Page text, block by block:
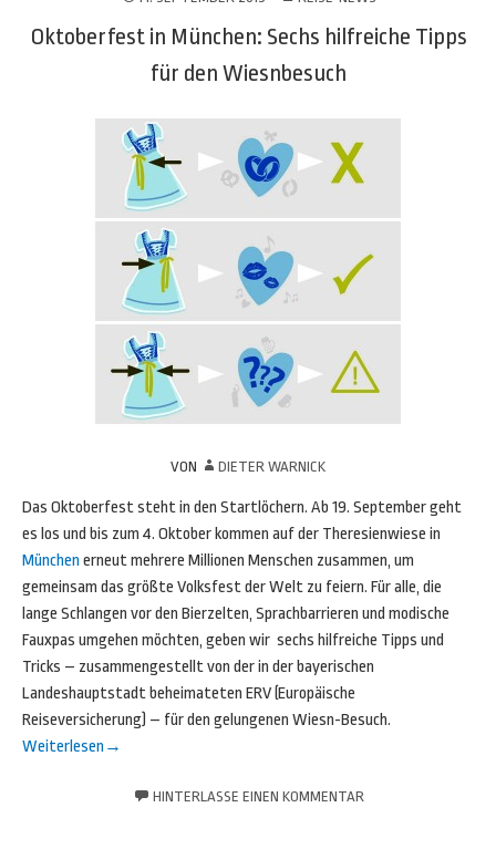
Oktoberfest in München: Sechs hilfreiche Tipps
für den Wiesnbesuch
VON DIETER WARNICK
Das Oktoberfest steht in den Startlöchern. Ab 19. September geht
es los und bis zum 4. Oktober kommen auf der Theresienwiese in
München erneut mehrere Millionen Menschen zusammen, um
gemeinsam das größte Volksfest der Welt zu feiern. Für alle, die
lange Schlangen vor den Bierzelten, Sprachbarrieren und modische
Fauxpas umgehen möchten, geben wir sechs hilfreiche Tipps und
Tricks – zusammengestellt von der in der bayerischen
Landeshauptstadt beheimateten ERV (Europäische
Reiseversicherung) – für den gelungenen Wiesn-Besuch.
Weiterlesen →
HINTERLASSE EINEN KOMMENTAR